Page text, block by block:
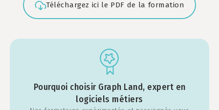
Téléchargez ici le PDF de la formation
Pourquoi choisir Graph Land, expert en
logiciels métiers